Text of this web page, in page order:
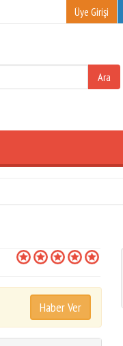
Üye Girişi